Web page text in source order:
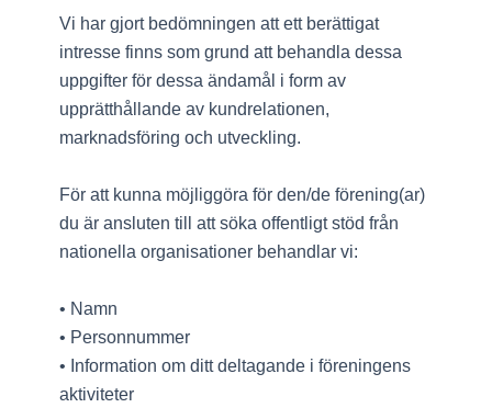
Vi har gjort bedömningen att ett berättigat
intresse finns som grund att behandla dessa
uppgifter för dessa ändamål i form av
upprätthållande av kundrelationen,
marknadsföring och utveckling.
För att kunna möjliggöra för den/de förening(ar)
du är ansluten till att söka offentligt stöd från
nationella organisationer behandlar vi:
• Namn
• Personnummer
• Information om ditt deltagande i föreningens
aktiviteter